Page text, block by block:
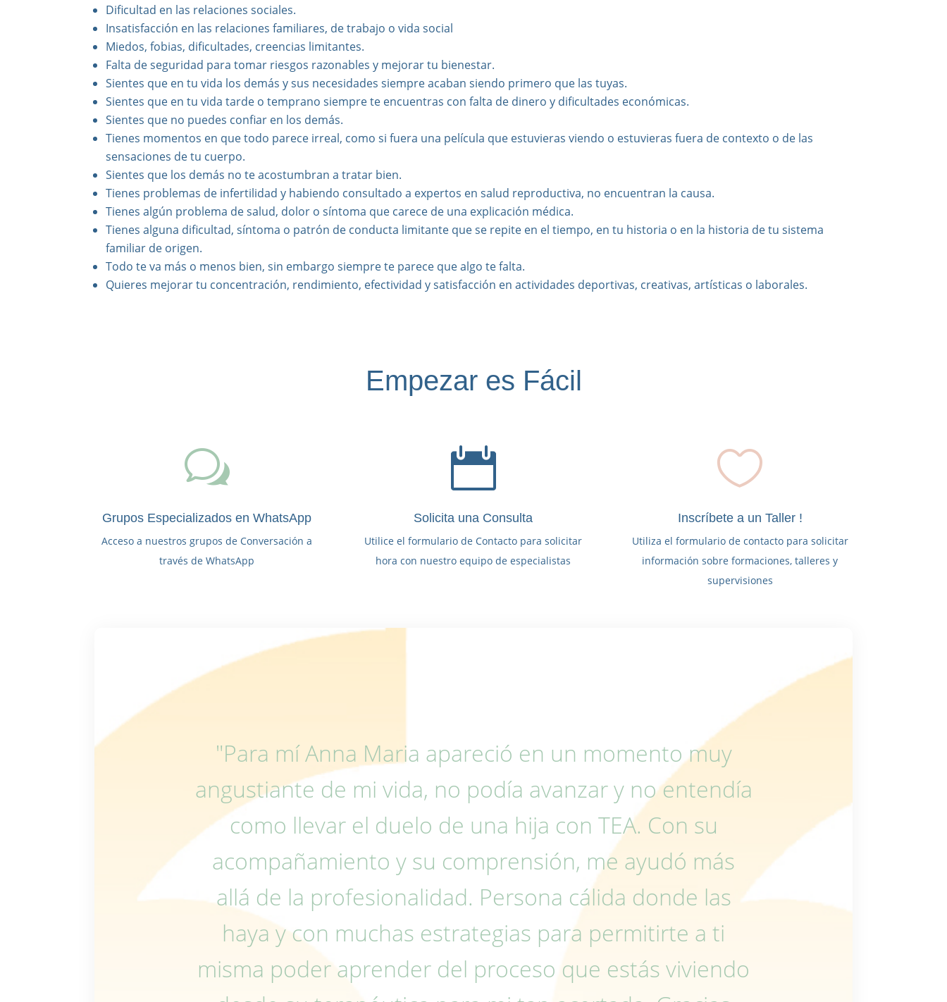
Dificultad en las relaciones sociales.
Insatisfacción en las relaciones familiares, de trabajo o vida social
Miedos, fobias, dificultades, creencias limitantes.
Falta de seguridad para tomar riesgos razonables y mejorar tu bienestar.
Sientes que en tu vida los demás y sus necesidades siempre acaban siendo primero que las tuyas.
Sientes que en tu vida tarde o temprano siempre te encuentras con falta de dinero y dificultades económicas.
Sientes que no puedes confiar en los demás.
Tienes momentos en que todo parece irreal, como si fuera una película que estuvieras viendo o estuvieras fuera de contexto o de las
sensaciones de tu cuerpo.
Sientes que los demás no te acostumbran a tratar bien.
Tienes problemas de infertilidad y habiendo consultado a expertos en salud reproductiva, no encuentran la causa.
Tienes algún problema de salud, dolor o síntoma que carece de una explicación médica.
Tienes alguna dificultad, síntoma o patrón de conducta limitante que se repite en el tiempo, en tu historia o en la historia de tu sistema
familiar de origen.
Todo te va más o menos bien, sin embargo siempre te parece que algo te falta.
Quieres mejorar tu concentración, rendimiento, efectividad y satisfacción en actividades deportivas, creativas, artísticas o laborales.
Empezar es Fácil
w
Grupos Especializados en WhatsApp
Acceso a nuestros grupos de Conversación a
través de WhatsApp

Solicita una Consulta
Utilice el formulario de Contacto para solicitar
hora con nuestro equipo de especialistas

Inscríbete a un Taller !
Utiliza el formulario de contacto para solicitar
información sobre formaciones, talleres y
supervisiones
"Para mí Anna Maria apareció en un momento muy
angustiante de mi vida, no podía avanzar y no entendía
como llevar el duelo de una hija con TEA. Con su
acompañamiento y su comprensión, me ayudó más
allá de la profesionalidad. Persona cálida donde las
haya y con muchas estrategias para permitirte a ti
misma poder aprender del proceso que estás viviendo